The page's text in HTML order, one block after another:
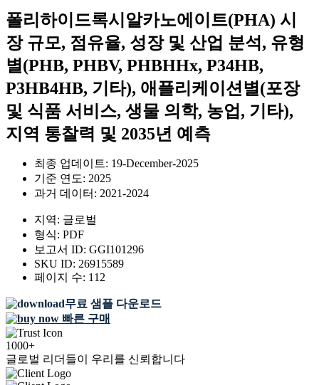
폴리하이드록시알카노에이트(PHA) 시
장 규모, 점유율, 성장 및 산업 분석, 유형
별(PHB, PHBV, PHBHHx, P34HB,
P3HB4HB, 기타), 애플리케이션별(포장
및 식품 서비스, 생물 의학, 농업, 기타),
지역 통찰력 및 2035년 예측
최종 업데이트: 19-December-2025
기준 연도: 2025
과거 데이터: 2021-2024
지역: 글로벌
형식: PDF
보고서 ID: GGI101296
SKU ID: 26915589
페이지 수: 112
무료 샘플 다운로드
빠른 구매
1000+
글로벌 리더들이 우리를 신뢰합니다